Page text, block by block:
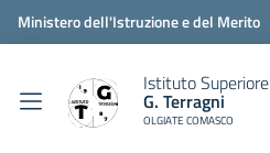
Ministero dell'Istruzione e del Merito
Istituto Superiore
G. Terragni
OLGIATE COMASCO